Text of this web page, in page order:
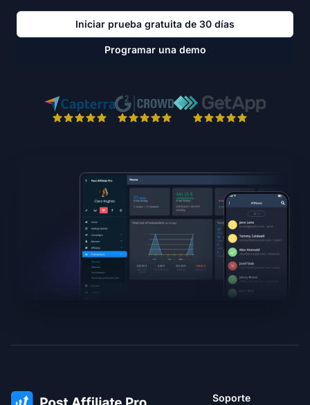
Iniciar prueba gratuita de 30 días
Programar una demo
Soporte